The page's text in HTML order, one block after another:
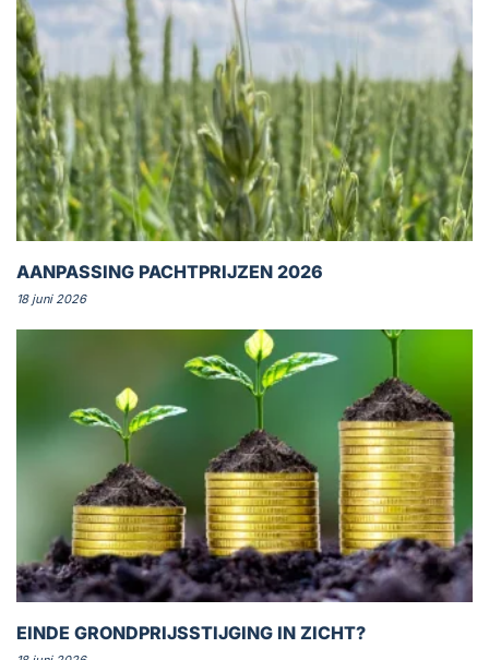
AANPASSING PACHTPRIJZEN 2026
18 juni 2026
EINDE GRONDPRIJSSTIJGING IN ZICHT?